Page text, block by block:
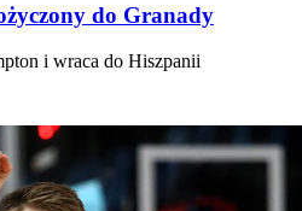
do Granady
i wraca do Hiszpanii